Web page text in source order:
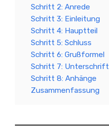
Schritt 2: Anrede
Schritt 3: Einleitung
Schritt 4: Hauptteil
Schritt 5: Schluss
Schritt 6: Grußformel
Schritt 7: Unterschrift
Schritt 8: Anhänge
Zusammenfassung